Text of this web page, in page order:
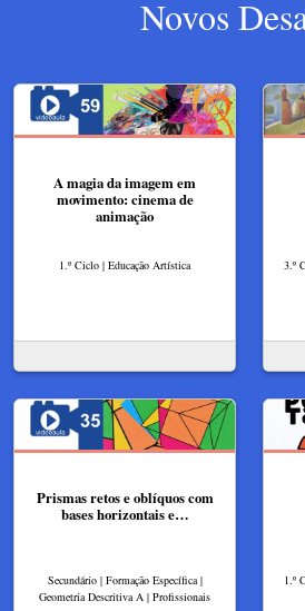
Novos
A magia da imagem em
movimento: cinema de
animação
1.º Ciclo | Educação Artística
3.º
Prismas retos e oblíquos com
bases horizontais e…
Secundário | Formação Específica |
Geometria Descritiva A | Profissionais
1.º